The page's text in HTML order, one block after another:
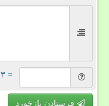
= ۳ بعلاوه ۳
فرستادن بازخورد